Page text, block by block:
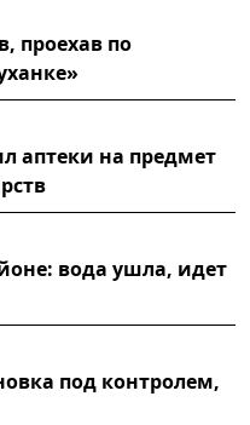
проехав по
аптеки на предмет
вода ушла, идет
под контролем,